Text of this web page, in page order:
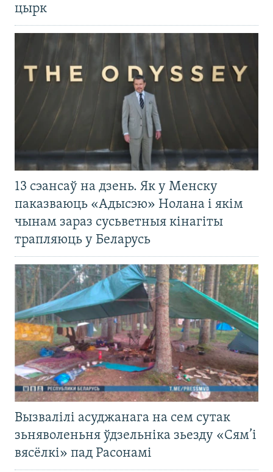
цырк
13 сэансаў на дзень. Як у Менску
паказваюць «Адысэю» Нолана і якім
чынам зараз сусьветныя кінагіты
трапляюць у Беларусь
Вызвалілі асуджанага на сем сутак
зьняволеньня ўдзельніка зьезду «Сям’і
вясёлкі» пад Расонамі